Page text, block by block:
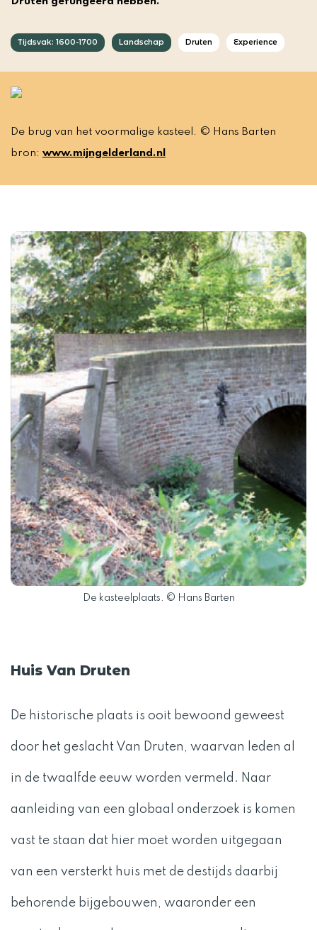
Tijdsvak: 1600-1700 Landschap Druten Experience
De brug van het voormalige kasteel. © Hans Barten
bron: www.mijngelderland.nl
De kasteelplaats. © Hans Barten
Huis Van Druten
De historische plaats is ooit bewoond geweest
door het geslacht Van Druten, waarvan leden al
in de twaalfde eeuw worden vermeld. Naar
aanleiding van een globaal onderzoek is komen
vast te staan dat hier moet worden uitgegaan
van een versterkt huis met de destijds daarbij
behorende bijgebouwen, waaronder een